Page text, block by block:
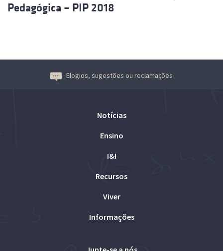
Pedagógica – PIP 2018
Elogios, sugestões ou reclamações
Notícias
Ensino
I&I
Recursos
Viver
Informações